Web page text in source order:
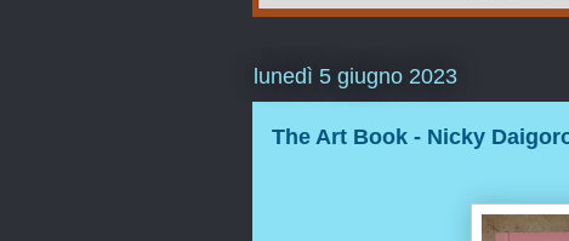
lunedì 5 giugno 2023
The Art Book - Nicky